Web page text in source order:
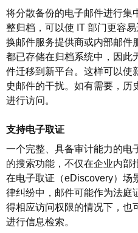
将分散备份的电子邮件进行集
整归档，可以使 IT 部门更容
换邮件服务提供商或内部邮件
都已存储在归档系统中，因此
件迁移到新平台。这样可以使
史邮件的干扰。如有需要，历
进行访问。
支持电子取证
一个完整、具备审计能力的电
的搜索功能，不仅在企业内部
在电子取证（eDiscovery）场
律纠纷中，邮件可能作为法庭
得相应访问权限的情况下，也
进行信息检索。